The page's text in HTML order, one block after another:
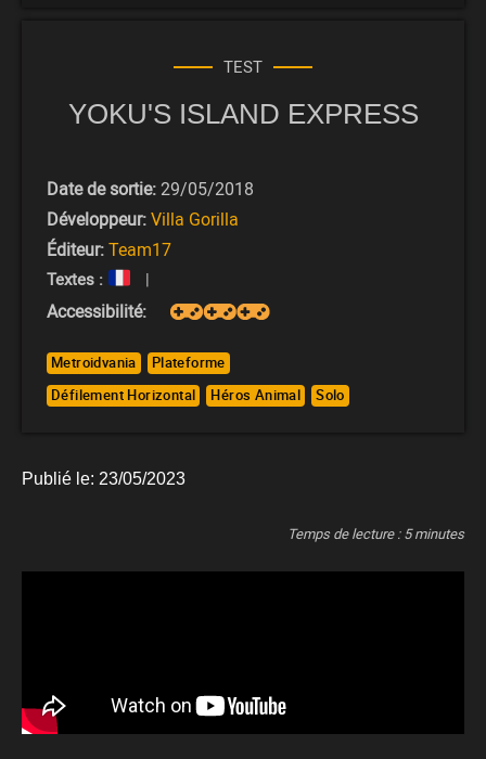
TEST
YOKU'S ISLAND EXPRESS
Date de sortie: 29/05/2018
Développeur:Villa Gorilla
Éditeur:Team17
Textes : |
Accessibilité:
Metroidvania
Plateforme
Défilement Horizontal
Héros Animal Solo
Publié le: 23/05/2023
Temps de lecture : 5 minutes